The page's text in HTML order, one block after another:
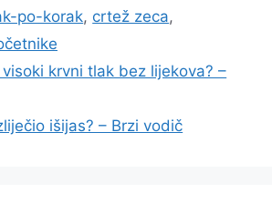
po-korak, crtež zeca,
krvni tlak bez lijekova? –
išijas? – Brzi vodič